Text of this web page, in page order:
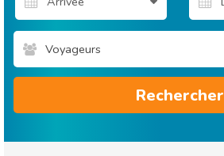
Voyageurs
Rechercher